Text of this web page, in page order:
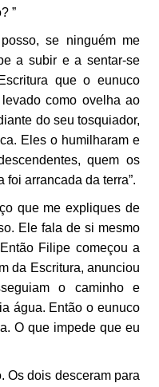
”
se ninguém me
a subir e a sentar-se
que o eunuco
como ovelha ao
do seu tosquiador,
Eles o humilharam e
quem os
arrancada da terra”.
que me expliques de
Ele fala de si mesmo
Filipe começou a
da Escritura, anunciou
o caminho e
água. Então o eunuco
O que impede que eu
Os dois desceram para